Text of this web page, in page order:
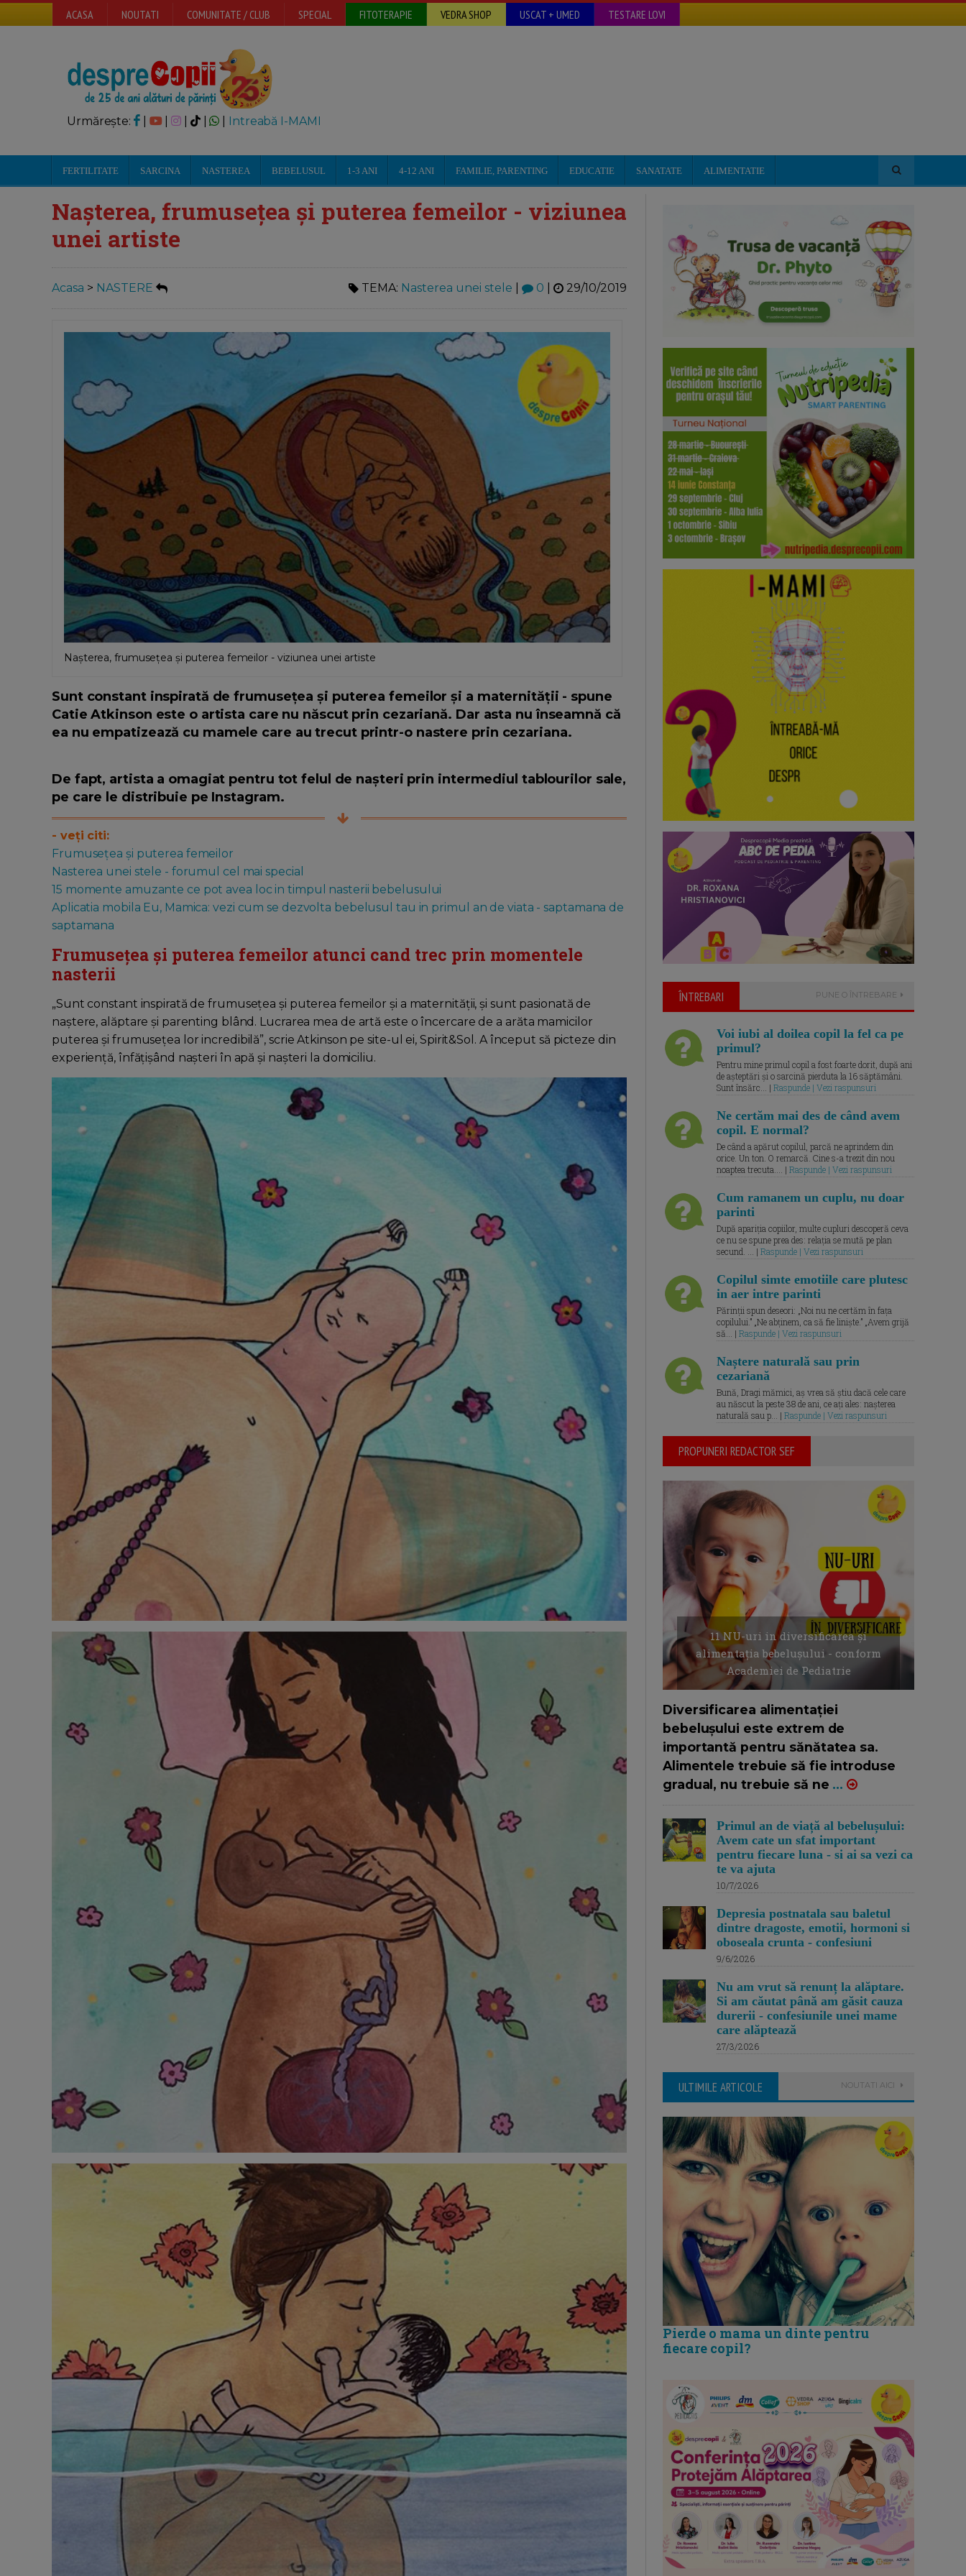
ACASA NOUTATI COMUNITATE / CLUB SPECIAL FITOTERAPIE VEDRA SHOP USCAT + UMED TESTARE LOVI
Urmărește: | | Intreabă I-MAMI
FERTILITATE SARCINA NASTEREA BEBELUSUL 1-3 ANI 4-12 ANI FAMILIE, PARENTING EDUCATIE SANATATE ALIMENTATIE
Nașterea, frumusețea și puterea femeilor - viziunea
unei artiste
Acasa > NASTERE TEMA: Nasterea unei stele 0 29/10/2019
Nașterea, frumusețea și puterea femeilor - viziunea unei artiste
Sunt constant inspirată de frumusețea și puterea femeilor și a maternității - spune
Catie Atkinson este o artista care nu născut prin cezariană. Dar asta nu înseamnă că
ea nu empatizează cu mamele care au trecut printr-o nastere prin cezariana.
De fapt, artista a omagiat pentru tot felul de nașteri prin intermediul tablourilor sale,
pe care le distribuie pe Instagram.
- veți citi:
Frumusețea și puterea femeilor
Nasterea unei stele - forumul cel mai special
15 momente amuzante ce pot avea loc in timpul nasterii bebelusului
Aplicatia mobila Eu, Mamica: vezi cum se dezvolta bebelusul tau in primul an de viata - saptamana de
saptamana
Frumusețea și puterea femeilor atunci cand trec prin momentele
nasterii
„Sunt constant inspirată de frumusețea și puterea femeilor și a maternității, și sunt pasionată de
naștere, alăptare și parenting blând. Lucrarea mea de artă este o încercare de a arăta mamicilor
puterea și frumusețea lor incredibilă”, scrie Atkinson pe site-ul ei, Spirit&Sol. A început să picteze din
experiență, înfățișând nașteri în apă și nașteri la domiciliu.
ÎNTREBARI PUNE O ÎNTREBARE
Voi iubi al doilea copil la fel ca pe
primul?
Pentru mine primul copil a fost foarte dorit, după ani
de așteptări și o sarcină pierduta la 16 săptămâni.
Sunt însărc... | Raspunde | Vezi raspunsuri
Ne certăm mai des de când avem
copil. E normal?
De când a apărut copilul, parcă ne aprindem din
orice. Un ton. O remarcă. Cine s-a trezit din nou
noaptea trecuta.... | Raspunde | Vezi raspunsuri
Cum ramanem un cuplu, nu doar
parinti
După apariția copiilor, multe cupluri descoperă ceva
ce nu se spune prea des: relația se mută pe plan
secund. ... | Raspunde | Vezi raspunsuri
Copilul simte emotiile care plutesc
in aer intre parinti
Părinții spun deseori: „Noi nu ne certăm în fața
copilului.” „Ne abținem, ca să fie liniște.” „Avem grijă
să... | Raspunde | Vezi raspunsuri
Naștere naturală sau prin
cezariană
Bună, Dragi mămici, aș vrea să știu dacă cele care
au născut la peste 38 de ani, ce ați ales: nașterea
naturală sau p... | Raspunde | Vezi raspunsuri
PROPUNERI REDACTOR SEF
11 NU-uri in diversificarea și
alimentația bebelușului - conform
Academiei de Pediatrie
Diversificarea alimentației
bebelușului este extrem de
importantă pentru sănătatea sa.
Alimentele trebuie să fie introduse
gradual, nu trebuie să ne ...
Primul an de viață al bebelușului:
Avem cate un sfat important
pentru fiecare luna - si ai sa vezi ca
te va ajuta
10/7/2026
Depresia postnatala sau baletul
dintre dragoste, emotii, hormoni si
oboseala crunta - confesiuni
9/6/2026
Nu am vrut să renunț la alăptare.
Si am căutat până am găsit cauza
durerii - confesiunile unei mame
care alăptează
27/3/2026
ULTIMILE ARTICOLE NOUTATI AICI
Pierde o mama un dinte pentru
fiecare copil?